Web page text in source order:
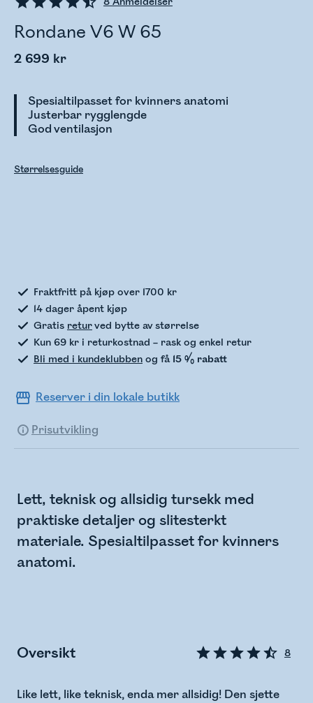
Rondane V6 W 65
2 699 kr
Spesialtilpasset for kvinners anatomi
Justerbar rygglengde
God ventilasjon
Størrelsesguide
Fraktfritt på kjøp over 1700 kr
14 dager åpent kjøp
Gratis returved bytte av størrelse
Kun 69 kr i returkostnad – rask og enkel retur
Bli med i kundeklubben og få 15 % rabatt
Reserver i din lokale butikk
Prisutvikling
Lett, teknisk og allsidig tursekk med
praktiske detaljer og slitesterkt
materiale. Spesialtilpasset for kvinners
anatomi.
Oversikt 8
Like lett, like teknisk, enda mer allsidig! Den sjette